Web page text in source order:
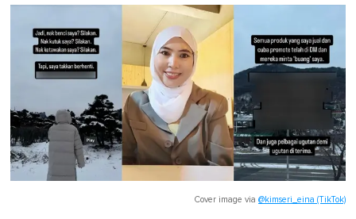
Cover image via @kimseri_eina (TikTok)